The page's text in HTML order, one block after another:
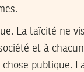
La laïcité ne
et à
publique.